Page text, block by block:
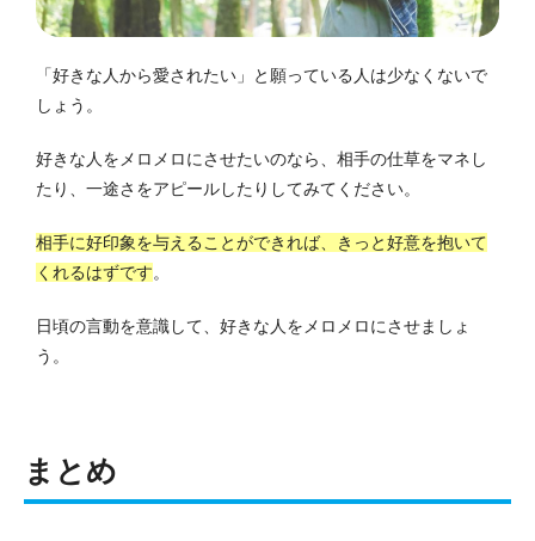
「好きな人から愛されたい」と願っている人は少なくないで
しょう。
好きな人をメロメロにさせたいのなら、相手の仕草をマネし
たり、一途さをアピールしたりしてみてください。
相手に好印象を与えることができれば、きっと好意を抱いて
くれるはずです。
日頃の言動を意識して、好きな人をメロメロにさせましょ
う。
まとめ